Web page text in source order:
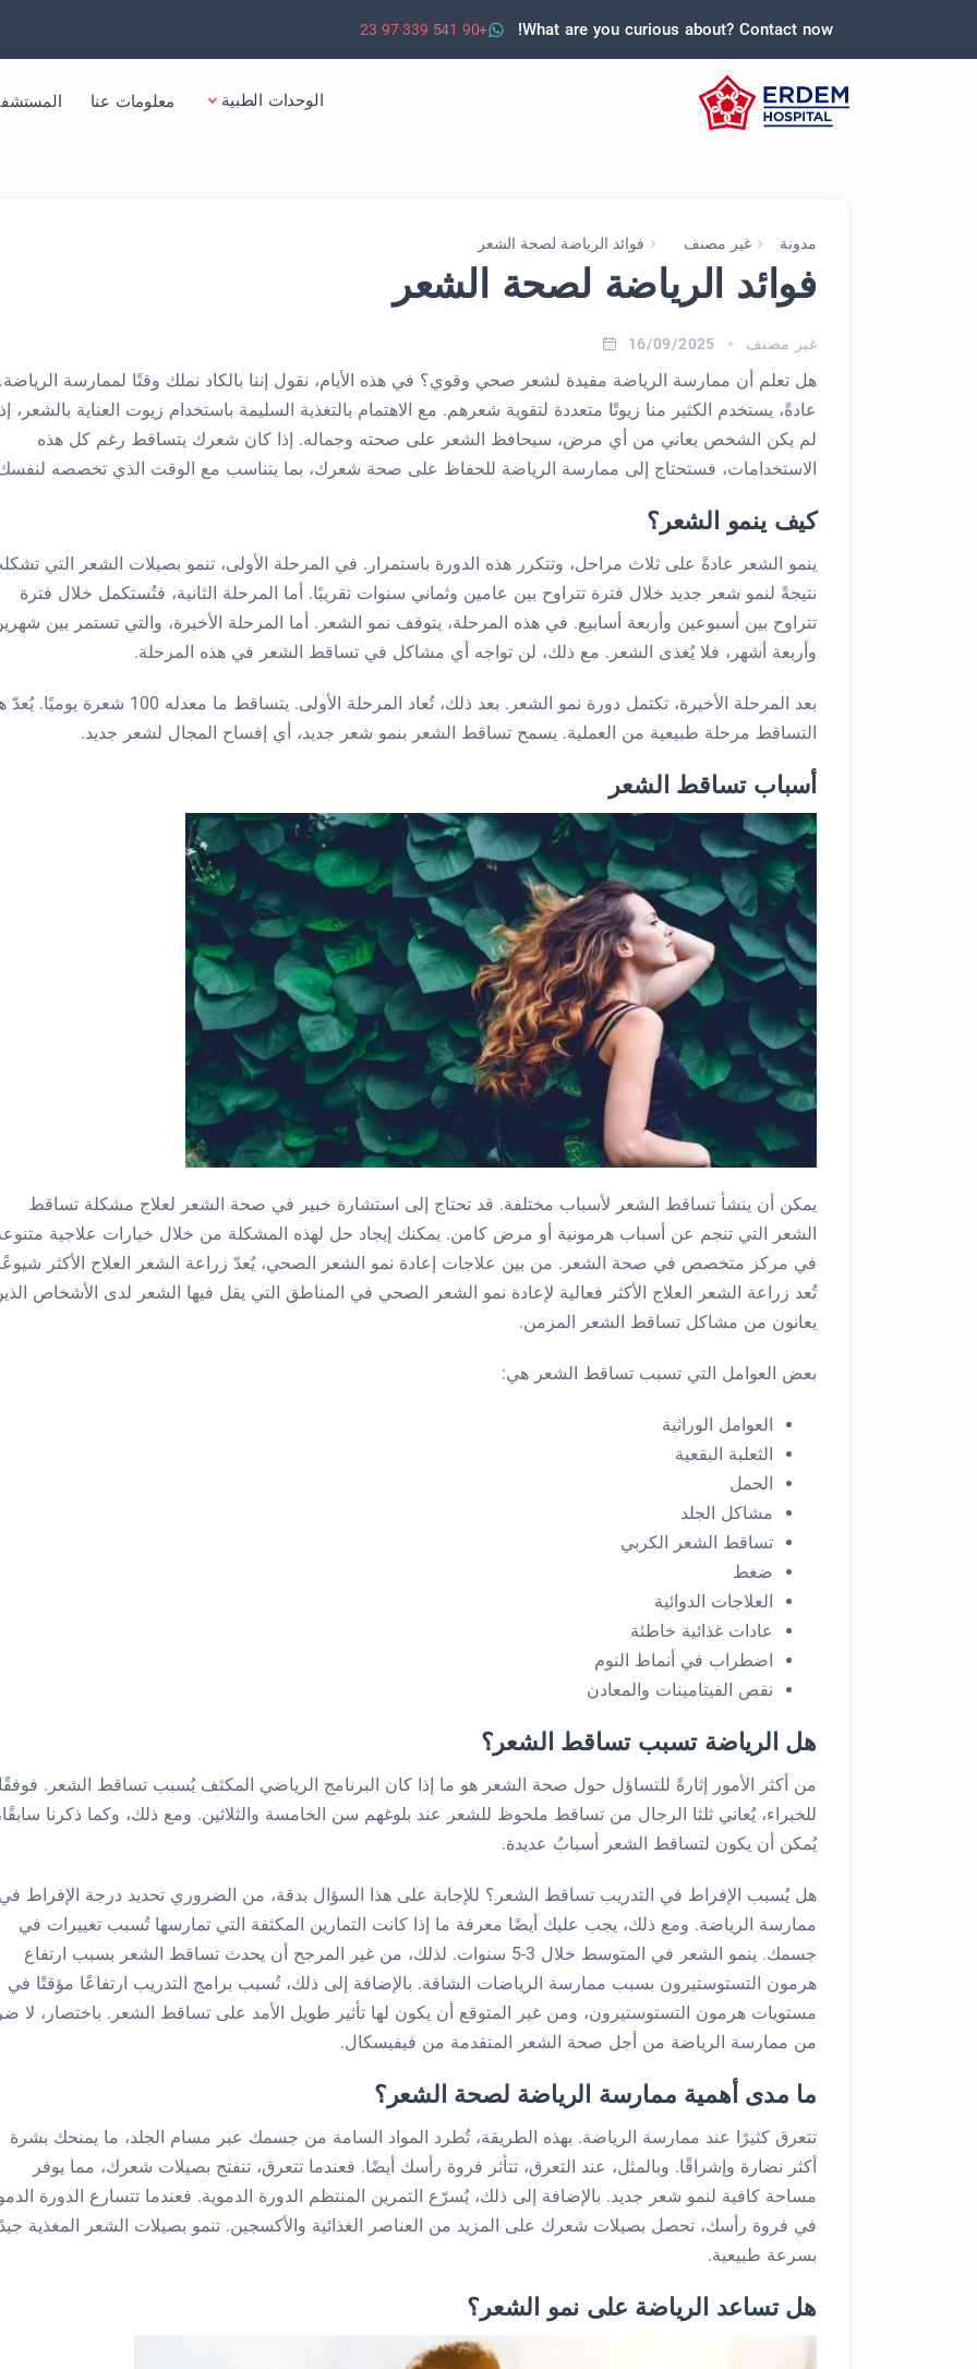
What are you curious about? Contact now!
+90 541 339 97 23
الوحدات الطبية معلومات عنا
مدونة غير مصنف فوائد الرياضة لصحة الشعر
فوائد الرياضة لصحة الشعر
غير مصنف 16/09/2025
هل تعلم أن ممارسة الرياضة مفيدة لشعر صحي وقوي؟ في هذه الأيام، نقول إننا بالكاد نملك وقتًا لممارسة الرياضة.
عادةً، يستخدم الكثير منا زيوتًا متعددة لتقوية شعرهم. مع الاهتمام بالتغذية السليمة باستخدام زيوت العناية بالشعر،
لم يكن الشخص يعاني من أي مرض، سيحافظ الشعر على صحته وجماله. إذا كان شعرك يتساقط رغم كل هذه
الاستخدامات، فستحتاج إلى ممارسة الرياضة للحفاظ على صحة شعرك، بما يتناسب مع الوقت الذي تخصصه
كيف ينمو الشعر؟
ينمو الشعر عادةً على ثلاث مراحل، وتتكرر هذه الدورة باستمرار. في المرحلة الأولى، تنمو بصيلات الشعر التي
نتيجةً لنمو شعر جديد خلال فترة تتراوح بين عامين وثماني سنوات تقريبًا. أما المرحلة الثانية، فتُستكمل خلال فترة
تتراوح بين أسبوعين وأربعة أسابيع. في هذه المرحلة، يتوقف نمو الشعر. أما المرحلة الأخيرة، والتي تستمر بين
وأربعة أشهر، فلا يُغذى الشعر. مع ذلك، لن تواجه أي مشاكل في تساقط الشعر في هذه المرحلة.
بعد المرحلة الأخيرة، تكتمل دورة نمو الشعر. بعد ذلك، تُعاد المرحلة الأولى. يتساقط ما معدله 100
التساقط مرحلة طبيعية من العملية. يسمح تساقط الشعر بنمو شعر جديد، أي إفساح المجال لشعر جديد.
أسباب تساقط الشعر
يمكن أن ينشأ تساقط الشعر لأسباب مختلفة. قد تحتاج إلى استشارة خبير في صحة الشعر لعلاج مشكلة تساقط
الشعر التي تنجم عن أسباب هرمونية أو مرض كامن. يمكنك إيجاد حل لهذه المشكلة من خلال خيارات علاجية
في مركز متخصص في صحة الشعر. من بين علاجات إعادة نمو الشعر الصحي، يُعدّ زراعة الشعر العلاج الأكثر
تُعد زراعة الشعر العلاج الأكثر فعالية لإعادة نمو الشعر الصحي في المناطق التي يقل فيها الشعر لدى الأشخاص
يعانون من مشاكل تساقط الشعر المزمن.
بعض العوامل التي تسبب تساقط الشعر هي:
العوامل الوراثية
الثعلبة البقعية
الحمل
مشاكل الجلد
تساقط الشعر الكربي
ضغط
العلاجات الدوائية
عادات غذائية خاطئة
اضطراب في أنماط النوم
نقص الفيتامينات والمعادن
هل الرياضة تسبب تساقط الشعر؟
من أكثر الأمور إثارةً للتساؤل حول صحة الشعر هو ما إذا كان البرنامج الرياضي المكثف يُسبب تساقط الشعر.
للخبراء، يُعاني ثلثا الرجال من تساقط ملحوظ للشعر عند بلوغهم سن الخامسة والثلاثين. ومع ذلك، وكما ذكرنا
يُمكن أن يكون لتساقط الشعر أسبابٌ عديدة.
هل يُسبب الإفراط في التدريب تساقط الشعر؟ للإجابة على هذا السؤال بدقة، من الضروري تحديد درجة الإفراط
ممارسة الرياضة. ومع ذلك، يجب عليك أيضًا معرفة ما إذا كانت التمارين المكثفة التي تمارسها تُسبب تغييرات في
جسمك. ينمو الشعر في المتوسط ​​خلال 3-5 سنوات. لذلك، من غير المرجح أن يحدث تساقط الشعر بسبب ارتفاع
هرمون التستوستيرون بسبب ممارسة الرياضات الشاقة. بالإضافة إلى ذلك، تُسبب برامج التدريب ارتفاعًا مؤقتًا في
مستويات هرمون التستوستيرون، ومن غير المتوقع أن يكون لها تأثير طويل الأمد على تساقط الشعر. باختصار، لا
من ممارسة الرياضة من أجل صحة الشعر المتقدمة من فيفيسكال.
ما مدى أهمية ممارسة الرياضة لصحة الشعر؟
تتعرق كثيرًا عند ممارسة الرياضة. بهذه الطريقة، تُطرد المواد السامة من جسمك عبر مسام الجلد، ما يمنحك بشرة
أكثر نضارة وإشراقًا. وبالمثل، عند التعرق، تتأثر فروة رأسك أيضًا. فعندما تتعرق، تنفتح بصيلات شعرك، مما يوفر
مساحة كافية لنمو شعر جديد. بالإضافة إلى ذلك، يُسرّع التمرين المنتظم الدورة الدموية. فعندما تتسارع الدورة
في فروة رأسك، تحصل بصيلات شعرك على المزيد من العناصر الغذائية والأكسجين. تنمو بصيلات الشعر المغذية
بسرعة طبيعية.
هل تساعد الرياضة على نمو الشعر؟